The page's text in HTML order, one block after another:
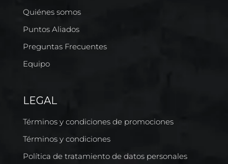
Quiénes somos
Puntos Aliados
Preguntas Frecuentes
Equipo
LEGAL
Términos y condiciones de promociones
Términos y condiciones
Política de tratamiento de datos personales